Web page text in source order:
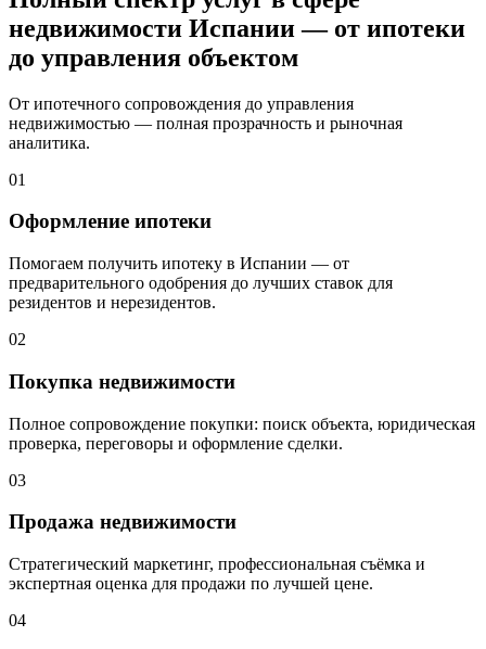
недвижимости Испании — от ипотеки
до управления объектом
От ипотечного сопровождения до управления
недвижимостью — полная прозрачность и рыночная
аналитика.
01
Оформление ипотеки
Помогаем получить ипотеку в Испании — от
предварительного одобрения до лучших ставок для
резидентов и нерезидентов.
02
Покупка недвижимости
Полное сопровождение покупки: поиск объекта, юридическая
проверка, переговоры и оформление сделки.
03
Продажа недвижимости
Стратегический маркетинг, профессиональная съёмка и
экспертная оценка для продажи по лучшей цене.
04